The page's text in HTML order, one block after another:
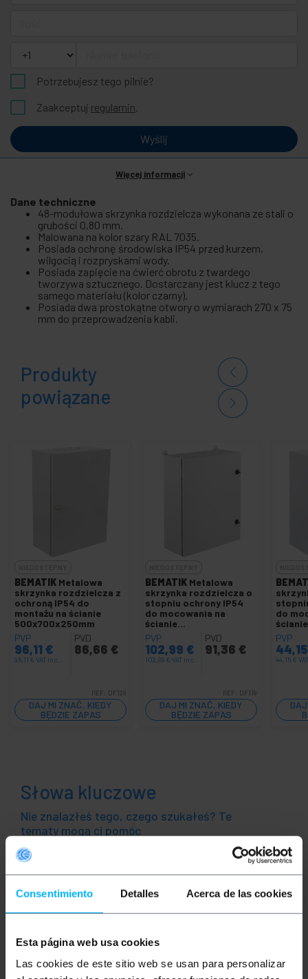
Consentimiento Detalles Acerca de las cookies
Esta página web usa cookies
Las cookies de este sitio web se usan para personalizar
Potrzebujesz tego pilnie?
Zaakceptuj regulamin.
Wyślij
Więcej informacji
Dane techniczne
48-modułowa skrzynka rozdzielcza wykonana ze stali o
grubości 0,80 mm.
Malowana na kolor szary RAL 7035.
Posiada ochronę środowiska IP54 przed kurzem,
wilgocią i rozpryskami wody.
Posiada zapięcie na ćwierć obrotu z twardego
tworzywa sztucznego. Dostarczany jest klucz z tego
samego materiału (kolor czarny).
Posiada dwa prostokątne otwory o wymiarach 270 x 75
mm do przeprowadzenia kabli.
Produkty
powiązane
BEMATIK Metalowa
skrzynka rozdzielcza z
ochroną IP54 do
montażu na ścianie
500x700x250mm
PVP
96,11 €
96,11 € VAT inc.
PVD
86,66 €
REF: DF128
DAJ MI ZNAĆ, KIEDY
BĘDZIE ZAPAS
BEMATIK Metalowa
skrzynka rozdzielcza o
stopniu ochrony IP54
do mocowania na
ścianie
600x500x200mm
PVP
102,99 €
102,99 € VAT inc.
PVD
91,36 €
REF: DF119
DAJ MI ZNAĆ, KIEDY
BĘDZIE ZAPAS
do
ścianie
PVP
44,15 €
Słowa kluczowe
Nie znalazłeś tego, czego szukałeś? Te
tematy mogą ci pomóc
skrzynka przyłączeniowa panel dystrybucji
skrzynka komunikacyjna